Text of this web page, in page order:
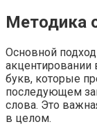
Методика
Основной
букв, которые
последующем
слова. Это
в целом.